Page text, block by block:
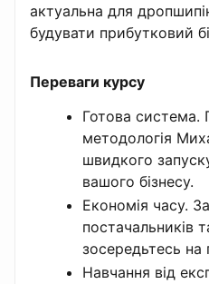
актуальна для
будувати прибутковий
Переваги курсу
Готова система.
методологія
швидкого
вашого бізнесу.
Економія часу.
постачальників
зосередьтесь
Навчання від